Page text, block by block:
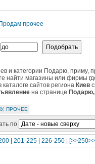
Продам прочее
и категории Подарю, приму,
найти магазины или фирмы
сайтов региона Киев
на странице
ПРОЧЕЕ
по
201-225 226-250